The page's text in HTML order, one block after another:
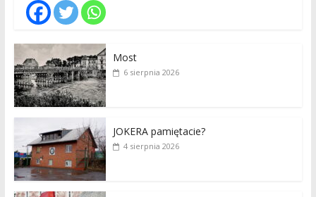
Most
6 sierpnia 2026
JOKERA pamiętacie?
4 sierpnia 2026